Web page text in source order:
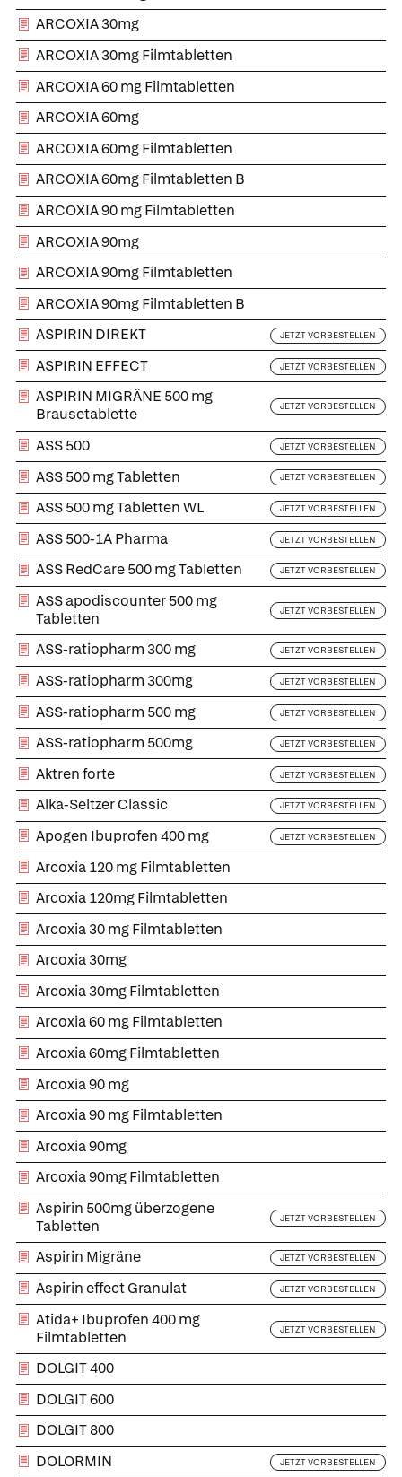
ARCOXIA 30mg
ARCOXIA 30mg Filmtabletten
ARCOXIA 60 mg Filmtabletten
ARCOXIA 60mg
ARCOXIA 60mg Filmtabletten
ARCOXIA 60mg Filmtabletten B
ARCOXIA 90 mg Filmtabletten
ARCOXIA 90mg
ARCOXIA 90mg Filmtabletten
ARCOXIA 90mg Filmtabletten B
ASPIRIN DIREKT
JETZT VORBESTELLEN
ASPIRIN EFFECT JETZT VORBESTELLEN
ASPIRIN MIGRÄNE 500 mg
Brausetablette
JETZT VORBESTELLEN
ASS 500 JETZT VORBESTELLEN
ASS 500 mg Tabletten JETZT VORBESTELLEN
ASS 500 mg Tabletten WL JETZT VORBESTELLEN
ASS 500-1A Pharma JETZT VORBESTELLEN
ASS RedCare 500 mg Tabletten JETZT VORBESTELLEN
ASS apodiscounter 500 mg
Tabletten
JETZT VORBESTELLEN
ASS-ratiopharm 300 mg JETZT VORBESTELLEN
ASS-ratiopharm 300mg JETZT VORBESTELLEN
ASS-ratiopharm 500 mg JETZT VORBESTELLEN
ASS-ratiopharm 500mg JETZT VORBESTELLEN
Aktren forte JETZT VORBESTELLEN
Alka-Seltzer Classic JETZT VORBESTELLEN
Apogen Ibuprofen 400 mg JETZT VORBESTELLEN
Arcoxia 120 mg Filmtabletten
Arcoxia 120mg Filmtabletten
Arcoxia 30 mg Filmtabletten
Arcoxia 30mg
Arcoxia 30mg Filmtabletten
Arcoxia 60 mg Filmtabletten
Arcoxia 60mg Filmtabletten
Arcoxia 90 mg
Arcoxia 90 mg Filmtabletten
Arcoxia 90mg
Arcoxia 90mg Filmtabletten
Aspirin 500mg überzogene
Tabletten
JETZT VORBESTELLEN
Aspirin Migräne JETZT VORBESTELLEN
Aspirin effect Granulat JETZT VORBESTELLEN
Atida+ Ibuprofen 400 mg
Filmtabletten
JETZT VORBESTELLEN
DOLGIT 400
DOLGIT 600
DOLGIT 800
DOLORMIN
JETZT VORBESTELLEN